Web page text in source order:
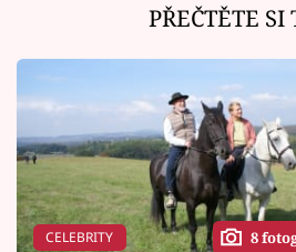
PŘEČTĚTE SI
CELEBRITY 8